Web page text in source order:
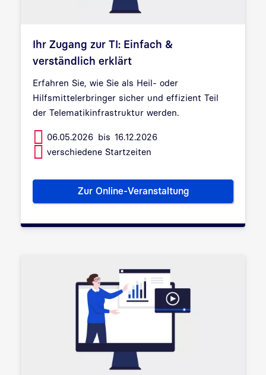
Ihr Zugang zur TI: Einfach &
verständlich erklärt
Erfahren Sie, wie Sie als Heil- oder
Hilfsmittelerbringer sicher und effizient Teil
der Telematikinfrastruktur werden.
06.05.2026 bis 16.12.2026
verschiedene Startzeiten
Zur Online-VeranstaltungIhr Zugang zur TI: Einfach &